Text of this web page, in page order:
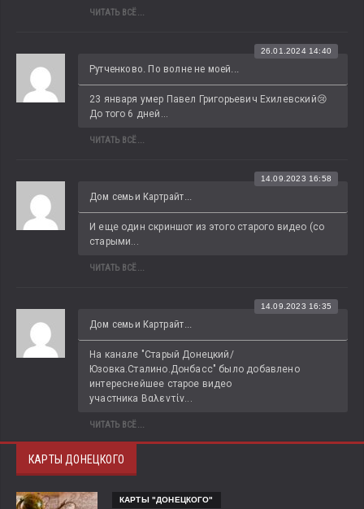
ЧИТАТЬ ВСЁ...
Рутченково. По волне не моей...
26.01.2024 14:40
23 января умер Павел Григорьевич Ехилевский😢
До того 6 дней...
ЧИТАТЬ ВСЁ...
Дом семьи Картрайт...
14.09.2023 16:58
И еще один скриншот из этого старого видео (со
старыми...
ЧИТАТЬ ВСЁ...
Дом семьи Картрайт...
14.09.2023 16:35
На канале "Старый Донецкий/
Юзовка.Сталино.Донбасс" было добавлено
интереснейшее старое видео
участника Βαλεντίν...
ЧИТАТЬ ВСЁ...
КАРТЫ ДОНЕЦКОГО
КАРТЫ "ДОНЕЦКОГО"